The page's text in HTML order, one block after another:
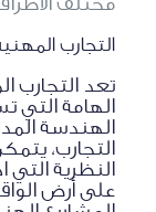
التجارب
تعد التجارب
الهامة
الهندسة
التجارب،
النظرية
على أرض